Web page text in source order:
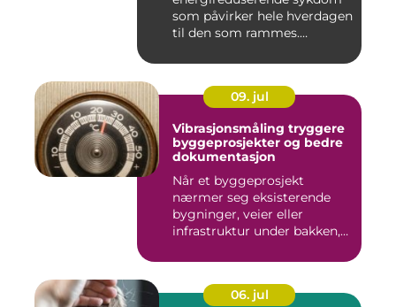
som påvirker hele hverdagen
til den som rammes.
09. jul
Vibrasjonsmåling tryggere
byggeprosjekter og bedre
dokumentasjon
Når et byggeprosjekt
nærmer seg eksisterende
bygninger, veier eller
infrastruktur under bakken,
06. jul